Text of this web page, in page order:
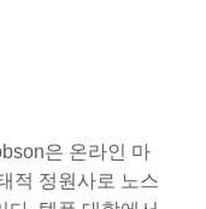
은 온라인 마
적 정원사로 노스